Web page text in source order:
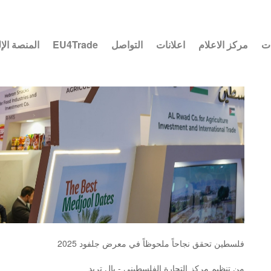
مركز الاعلام اعلانات التواصل EU4Trade المنصة
فلسطين تحقق نجاحاً ملحوظاً في معرض جلفود 2025
من تنظيم مركز التجارة الفلسطيني - بال تريد